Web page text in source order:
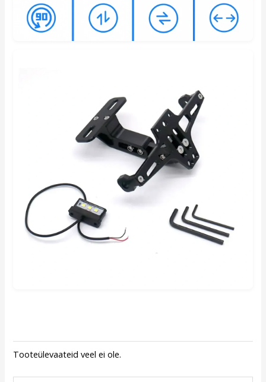
Tooteülevaateid veel ei ole.